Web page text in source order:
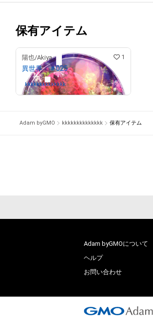
保有アイテム
陽也/Akiya 1
異世界 ＃025
kkkkkkkkkkkkkkさんが保有中
Adam byGMO kkkkkkkkkkkkkk 保有アイテム
Adam byGMOについて
ヘルプ
お問い合わせ